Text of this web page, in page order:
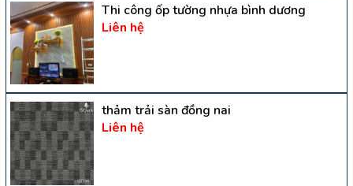
Thi công ốp tường nhựa bình dương
Liên hệ
thảm trải sàn đồng nai
Liên hệ